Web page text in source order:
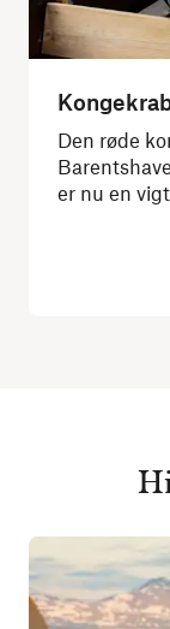
Den røde
er nu en